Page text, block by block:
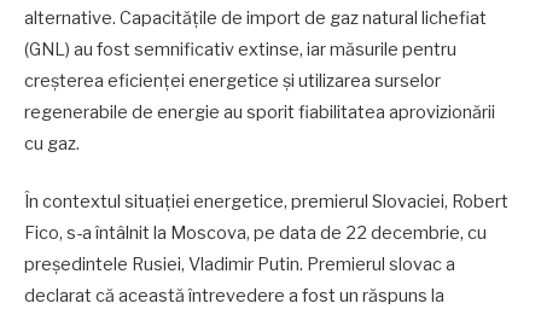
alternative. Capacitățile de import de gaz natural lichefiat
(GNL) au fost semnificativ extinse, iar măsurile pentru
creșterea eficienței energetice și utilizarea surselor
regenerabile de energie au sporit fiabilitatea aprovizionării
cu gaz.
În contextul situației energetice, premierul Slovaciei, Robert
Fico, s-a întâlnit la Moscova, pe data de 22 decembrie, cu
președintele Rusiei, Vladimir Putin. Premierul slovac a
declarat că această întrevedere a fost un răspuns la